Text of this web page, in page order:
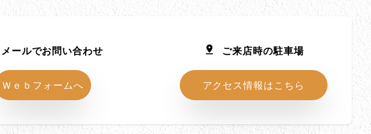
メールでお問い合わせ
Ｗｅｂフォームへ
ご来店時の駐車場
アクセス情報はこちら